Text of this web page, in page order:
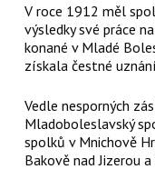
V roce 1912 měl
výsledky své práce
konané v Mladé
získala čestné
Vedle nesporných
Mladoboleslavský
spolků v Mnichově
Bakově nad Jizerou